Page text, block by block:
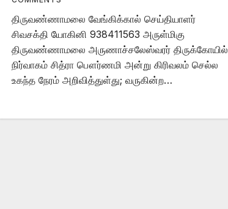
திருவண்ணாமலை வேங்கிக்கால் செய்தியாளர்
சிவசக்தி யோகினி 938411563 அருள்மிகு
திருவண்ணாமலை அருணாச்சலேஸ்வரர் திருக்கோயில்
நிர்வாகம் சித்ரா பௌர்ணமி அன்று கிரிவலம் செல்ல
உகந்த நேரம் அறிவித்துள்து; வருகின்ற…